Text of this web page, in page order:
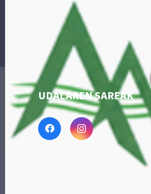
UDALAREN SAREAK